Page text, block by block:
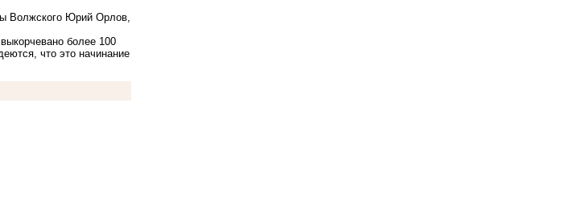
Волжского Юрий Орлов,
более 100
что это начинание